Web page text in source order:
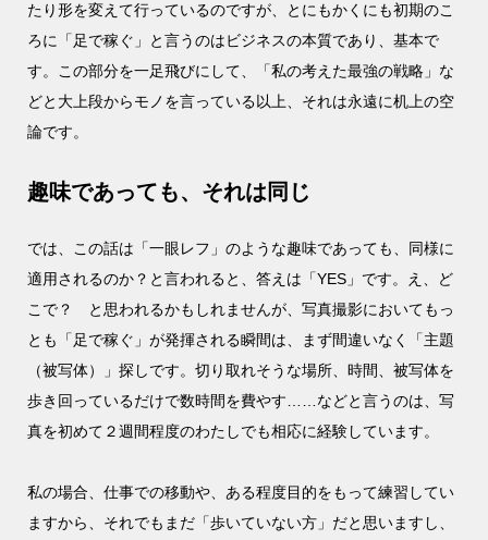
たり形を変えて行っているのですが、とにもかくにも初期のこ
ろに「足で稼ぐ」と言うのはビジネスの本質であり、基本で
す。この部分を一足飛びにして、「私の考えた最強の戦略」な
どと大上段からモノを言っている以上、それは永遠に机上の空
論です。
趣味であっても、それは同じ
では、この話は「一眼レフ」のような趣味であっても、同様に
適用されるのか？と言われると、答えは「YES」です。え、ど
こで？ と思われるかもしれませんが、写真撮影においてもっ
とも「足で稼ぐ」が発揮される瞬間は、まず間違いなく「主題
（被写体）」探しです。切り取れそうな場所、時間、被写体を
歩き回っているだけで数時間を費やす……などと言うのは、写
真を初めて２週間程度のわたしでも相応に経験しています。
私の場合、仕事での移動や、ある程度目的をもって練習してい
ますから、それでもまだ「歩いていない方」だと思いますし、